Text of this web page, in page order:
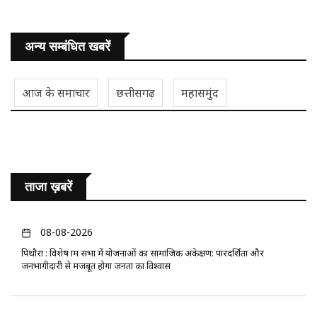
अन्य सम्बंधित खबरें
आज के समाचार छत्तीसगढ़ महासमुंद
ताजा ख़बरें
08-08-2026
पिथौरा : विशेष ग्राम सभा में योजनाओं का सामाजिक अंकेक्षण: पारदर्शिता और
जनभागीदारी से मजबूत होगा जनता का विश्वास